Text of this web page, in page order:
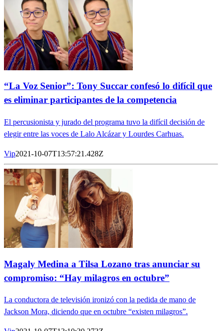
“La Voz Senior”: Tony Succar confesó lo difícil que
es eliminar participantes de la competencia
El percusionista y jurado del programa tuvo la difícil decisión de
elegir entre las voces de Lalo Alcázar y Lourdes Carhuas.
Vip2021-10-07T13:57:21.428Z
Magaly Medina a Tilsa Lozano tras anunciar su
compromiso: “Hay milagros en octubre”
La conductora de televisión ironizó con la pedida de mano de
Jackson Mora, diciendo que en octubre “existen milagros”.